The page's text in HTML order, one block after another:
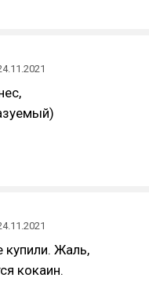
купили. Жаль,
кокаин.